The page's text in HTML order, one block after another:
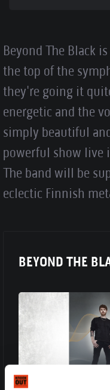
Beyond The Black
the top of the
they're going it
energetic and the
simply beautiful
powerful show live
The band will be
eclectic Finnish
BEYOND THE